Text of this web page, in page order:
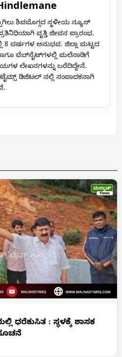
ಶಿವಮೊಗ್ಗದ ಸ್ಥಳೀಯ ನ್ಯೂಸ್
ವೃತ್ತಿ ಜೀವನ ಪ್ರಾರಂಭ.
8 ವರ್ಷಗಳ ಅನುಭವ. ಜಿಲ್ಲಾ ಮಟ್ಟದ
ವೆಬ್‌ಸೈಟ್‌ಗಳಲ್ಲಿ ಮಲೆನಾಡಿಗೆ
ಲೇಖನಗಳನ್ನು ಬರೆದಿದ್ದೇನೆ.
ಟೈಮ್ಸ್ ಡಿಜಿಟಲ್ ನಲ್ಲಿ ಸಂಪಾದಕನಾಗಿ
ಧರೆಕುಸಿತ : ಸ್ಥಳಕ್ಕೆ ಶಾಸಕ